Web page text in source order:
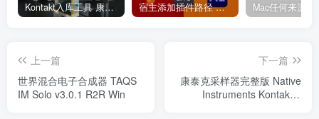
Kontakt入库工具 康泰克入库教程 宿主添加插件路径 插件路径设置 VSTPlugins路径
上一篇
世界混合电子合成器 TAQS
IM Solo v3.0.1 R2R Win
下一篇
康泰克采样器完整版 Native
Instruments Kontakt 7